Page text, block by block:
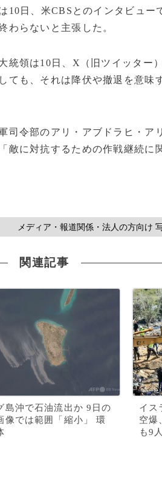
10日、米CBSとのインタビュー
わらないと主張した。
統領は10日、X（旧ツイッター
ても、それは降伏や撤退を意味
司令部のアリ・アブドラヒ・ア
に対抗するための作戦継続に
メディア・報道関係・法人の方向け
関連記事
島沖で石油流出か 9日の
像では範囲「縮小」 環
イス
空爆
も9